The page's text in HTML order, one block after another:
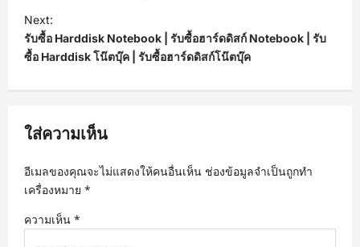
s
t
n
a
i
a
i
Next:
รับซื้อ Harddisk Notebook | รับซื้อฮาร์ดดิสก์ Notebook | รับ
ซื้อ Harddisk โน๊ตบุ๊ค | รับซื้อฮาร์ดดิสก์โน๊ตบุ๊ค
ใส่ความเห็น
อีเมลของคุณจะไม่แสดงให้คนอื่นเห็น ช่องข้อมูลจำเป็นถูกทำ
เครื่องหมาย *
ความเห็น *